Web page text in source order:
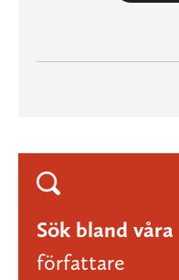
Sök bland våra
författare